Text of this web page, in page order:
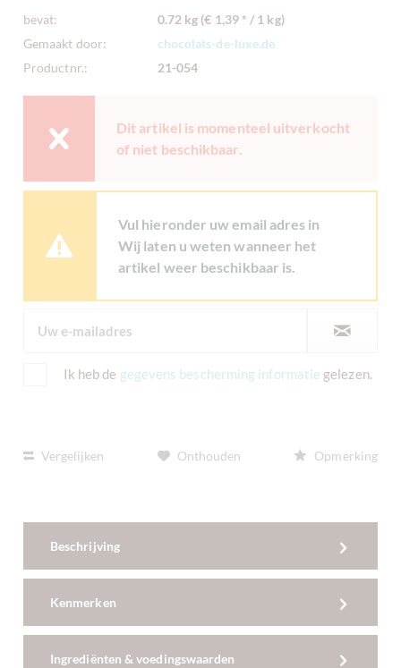
bevat:
0.72 kg (€ 1,39 * / 1 kg)
Gemaakt door:
chocolats-de-luxe.de
Productnr.:
21-054
Dit artikel is momenteel uitverkocht
of niet beschikbaar.
Vul hieronder uw email adres in
Wij laten u weten wanneer het
artikel weer beschikbaar is.
Ik heb de gegevens bescherming informatie gelezen.
Vergelijken Onthouden Opmerking
Beschrijving
Kenmerken
Ingrediënten & voedingswaarden